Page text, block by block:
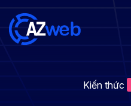
Kiến thức